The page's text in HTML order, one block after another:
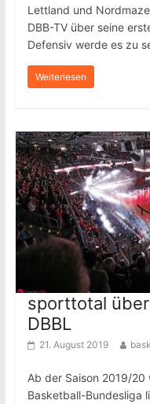
Lettland und
DBB-TV über seine
Defensiv werde es zu
Weiterlesen
sporttotal
DBBL
21. August 2019
Ab der Saison 2019/20
Basketball-Bundesliga